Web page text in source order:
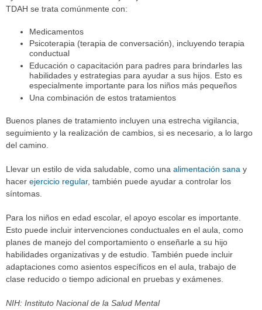
TDAH se trata comúnmente con:
Medicamentos
Psicoterapia (terapia de conversación), incluyendo terapia
conductual
Educación o capacitación para padres para brindarles las
habilidades y estrategias para ayudar a sus hijos. Esto es
especialmente importante para los niños más pequeños
Una combinación de estos tratamientos
Buenos planes de tratamiento incluyen una estrecha vigilancia,
seguimiento y la realización de cambios, si es necesario, a lo largo
del camino.
Llevar un estilo de vida saludable, como una alimentación sana y
hacer ejercicio regular, también puede ayudar a controlar los
síntomas.
Para los niños en edad escolar, el apoyo escolar es importante.
Esto puede incluir intervenciones conductuales en el aula, como
planes de manejo del comportamiento o enseñarle a su hijo
habilidades organizativas y de estudio. También puede incluir
adaptaciones como asientos específicos en el aula, trabajo de
clase reducido o tiempo adicional en pruebas y exámenes.
NIH: Instituto Nacional de la Salud Mental